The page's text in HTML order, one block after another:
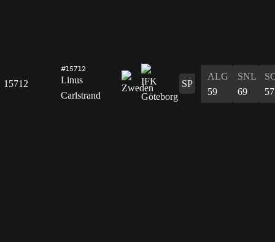
15712
#15712
Linus
Carlstrand
SP
ALG
59
SNL
69
57